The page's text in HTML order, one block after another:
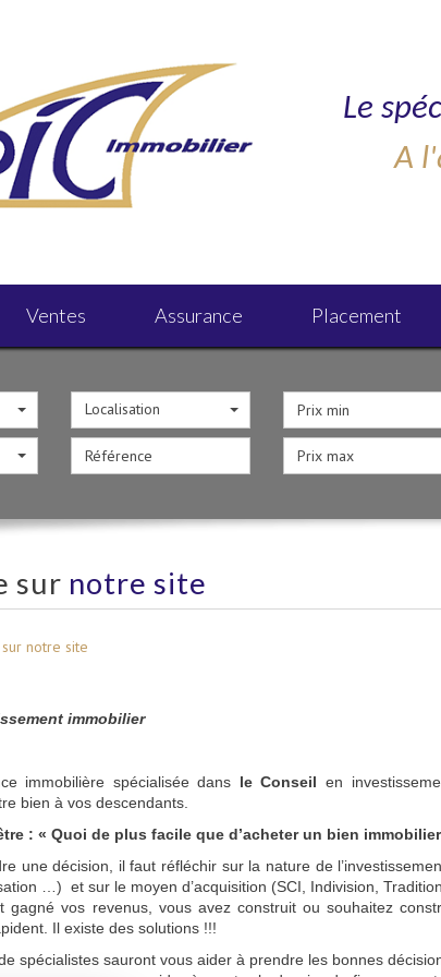
Le
A
Ventes Assurance Placement
Localisation
sur notre site
notre site
immobilier
immobilière spécialisée dans le Conseil en
bien à vos descendants.
: « Quoi de plus facile que d’acheter un bien immobilier
une décision, il faut réfléchir sur la nature de
…) et sur le moyen d’acquisition (SCI, Indivision,
gagné vos revenus, vous avez construit ou souhaitez
Il existe des solutions !!!
spécialistes sauront vous aider à prendre les bonnes